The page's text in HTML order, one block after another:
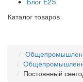
Каталог товаров
Постоянный